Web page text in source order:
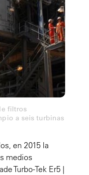
filtros
a seis turbinas
en 2015 la
medios
Turbo-Tek Er5 |